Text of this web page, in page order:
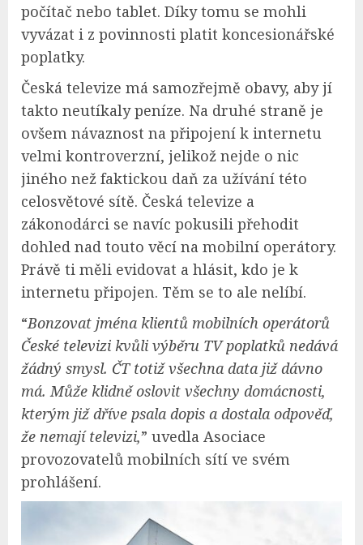
počítač nebo tablet. Díky tomu se mohli
vyvázat i z povinnosti platit koncesionářské
poplatky.
Česká televize má samozřejmě obavy, aby jí
takto neutíkaly peníze. Na druhé straně je
ovšem návaznost na připojení k internetu
velmi kontroverzní, jelikož nejde o nic
jiného než faktickou daň za užívání této
celosvětové sítě. Česká televize a
zákonodárci se navíc pokusili přehodit
dohled nad touto věcí na mobilní operátory.
Právě ti měli evidovat a hlásit, kdo je k
internetu připojen. Těm se to ale nelíbí.
“Bonzovat jména klientů mobilních operátorů
České televizi kvůli výběru TV poplatků nedává
žádný smysl. ČT totiž všechna data již dávno
má. Může klidně oslovit všechny domácnosti,
kterým již dříve psala dopis a dostala odpověď,
že nemají televizi,” uvedla Asociace
provozovatelů mobilních sítí ve svém
prohlášení.